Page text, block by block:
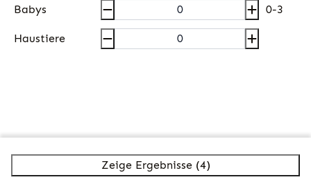
Babys 0-3
Haustiere
Zeige Ergebnisse (4)